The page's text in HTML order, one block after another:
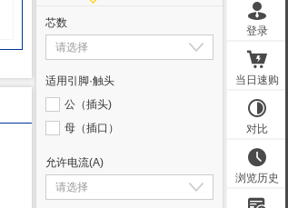
芯数
适用引脚·触头
公（插头)
母（插口）
允许电流(A)